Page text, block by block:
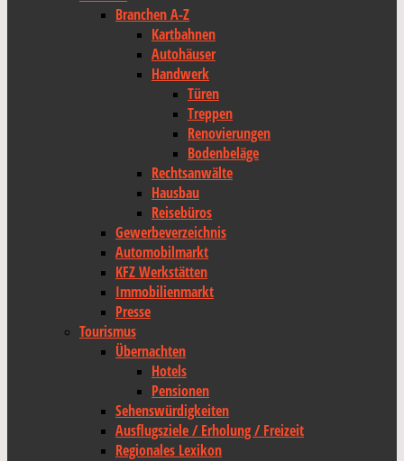
Branchen A-Z
Kartbahnen
Autohäuser
Handwerk
Türen
Treppen
Renovierungen
Bodenbeläge
Rechtsanwälte
Hausbau
Reisebüros
Gewerbeverzeichnis
Automobilmarkt
KFZ Werkstätten
Immobilienmarkt
Presse
Tourismus
Übernachten
Hotels
Pensionen
Sehenswürdigkeiten
Ausflugsziele / Erholung / Freizeit
Regionales Lexikon